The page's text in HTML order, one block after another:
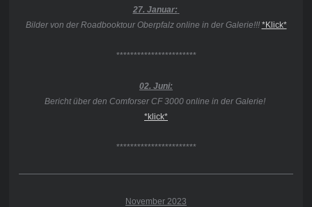
27. Januar:
Bilder von der Roadbooktour Oberpfalz online in der Galerie!!! *Klick*
***********************
02. Juni:
Bericht über den Comforser CF 3000 online in der Galerie!
*klick*
***********************
November 2023